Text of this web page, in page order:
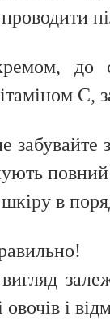
до
С,
забувайте
в
овочів і